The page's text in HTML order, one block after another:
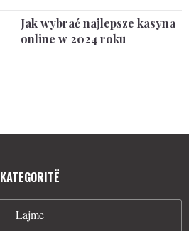
Jak wybrać najlepsze kasyna
online w 2024 roku
KATEGORITË
Lajme